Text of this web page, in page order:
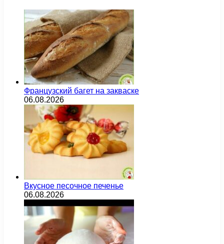
Французский багет на закваске
06.08.2026
Вкусное песочное печенье
06.08.2026